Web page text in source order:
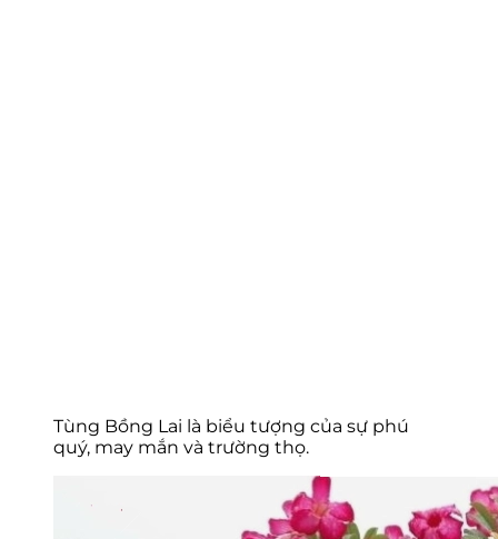
Tùng Bồng Lai là biểu tượng của sự phú
quý, may mắn và trường thọ.